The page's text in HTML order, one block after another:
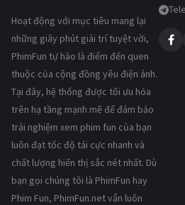
Hoạt động với mục tiêu mang lại
những giây phút giải trí tuyệt vời,
PhimFun tự hào là điểm đến quen
thuộc của cộng đồng yêu điện ảnh.
Tại đây, hệ thống được tối ưu hóa
trên hạ tầng mạnh mẽ để đảm bảo
trải nghiệm xem phim fun của bạn
luôn đạt tốc độ tải cực nhanh và
chất lượng hiển thị sắc nét nhất. Dù
bạn gọi chúng tôi là PhimFun hay
Phim Fun, PhimFun.net vẫn luôn